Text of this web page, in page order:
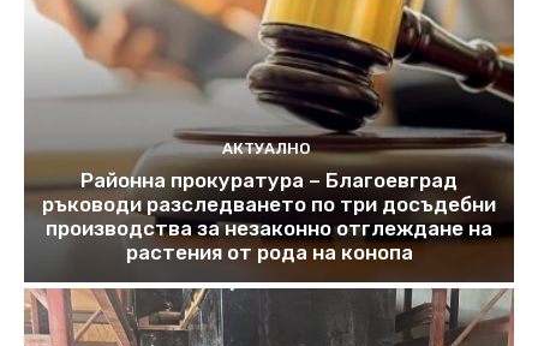
АКТУАЛНО
Районна прокуратура – Благоевград
ръководи разследването по три досъдебни
производства за незаконно отглеждане на
растения от рода на конопа